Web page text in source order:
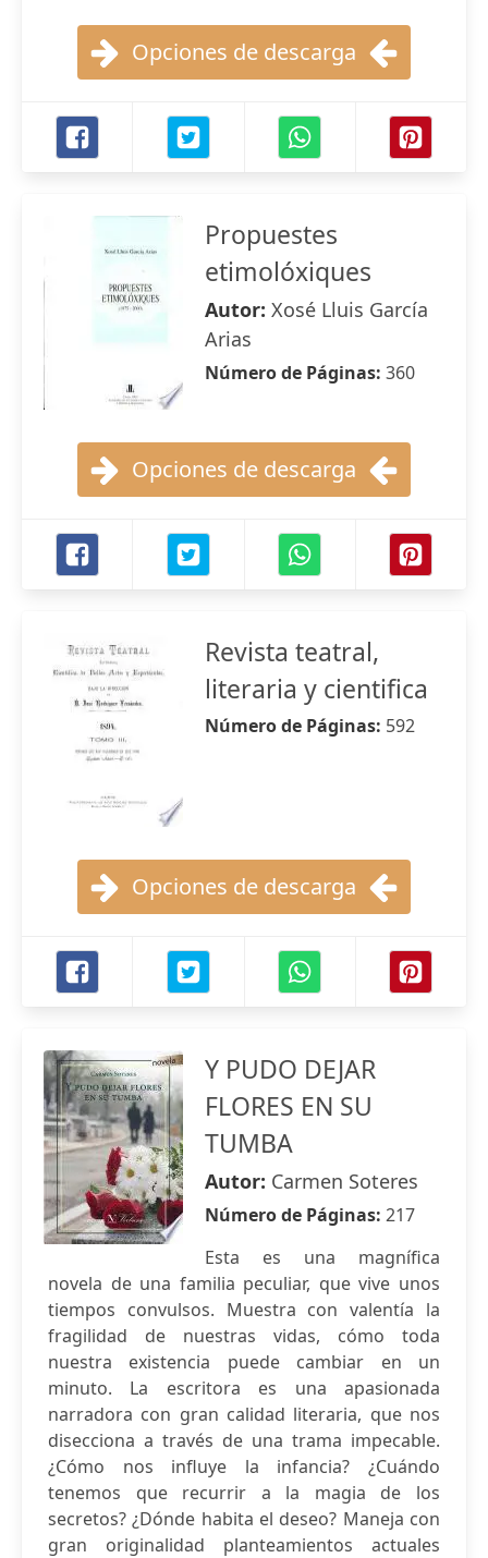
Opciones de descarga
Propuestes
etimolóxiques
Autor: Xosé Lluis García
Arias
Número de Páginas: 360
Opciones de descarga
Revista teatral,
literaria y cientifica
Número de Páginas: 592
Opciones de descarga
Y PUDO DEJAR
FLORES EN SU
TUMBA
Autor: Carmen Soteres
Número de Páginas: 217
Esta es una magnífica
novela de una familia peculiar, que vive unos
tiempos convulsos. Muestra con valentía la
fragilidad de nuestras vidas, cómo toda
nuestra existencia puede cambiar en un
minuto. La escritora es una apasionada
narradora con gran calidad literaria, que nos
disecciona a través de una trama impecable.
¿Cómo nos influye la infancia? ¿Cuándo
tenemos que recurrir a la magia de los
secretos? ¿Dónde habita el deseo? Maneja con
gran originalidad planteamientos actuales